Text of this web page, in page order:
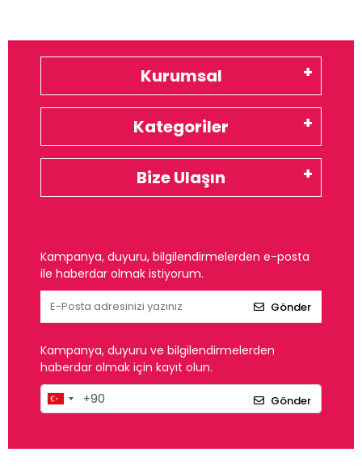
Kurumsal
Kategoriler
Bize Ulaşın
Kampanya, duyuru, bilgilendirmelerden e-posta
ile haberdar olmak istiyorum.
Gönder
Kampanya, duyuru ve bilgilendirmelerden
haberdar olmak için kayıt olun.
Gönder